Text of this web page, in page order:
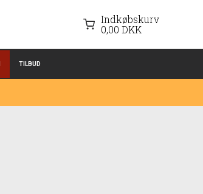
Indkøbskurv
0,00 DKK
TILBUD